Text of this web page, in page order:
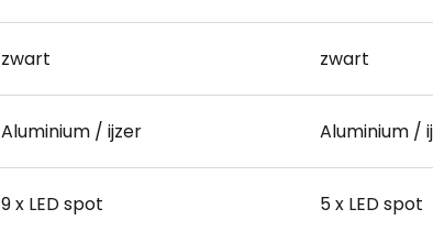
zwart zwart
Aluminium / ijzer Aluminium /
9 x LED spot 5 x LED spot